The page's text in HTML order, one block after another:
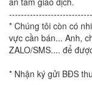
* Chúng tôi còn có
vực cần bán... Anh,
ZALO/SMS.... để
* Nhận ký gửi BĐS